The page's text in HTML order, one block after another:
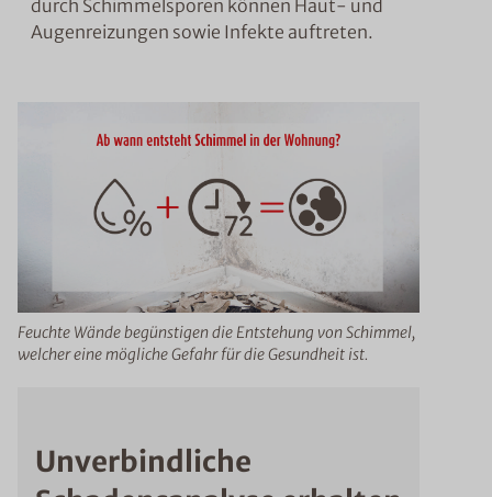
durch Schimmelsporen können Haut- und
Augenreizungen sowie Infekte auftreten.
Feuchte Wände begünstigen die Entstehung von Schimmel,
welcher eine mögliche Gefahr für die Gesundheit ist.
Unverbindliche